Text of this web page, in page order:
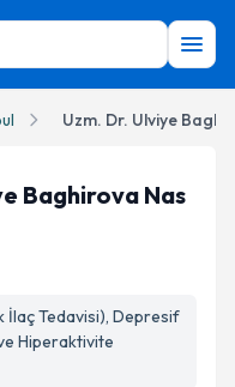
Uzm. Dr. Ulviye
Baghirova Nas
İlaç Tedavisi), Depresif
Hiperaktivite